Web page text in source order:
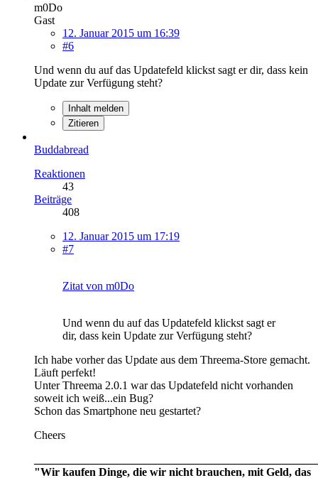
m0Do
Gast
12. Januar 2015 um 16:39
#6
Und wenn du auf das Updatefeld klickst sagt er dir, dass kein
Update zur Verfügung steht?
Inhalt melden
Zitieren
Buddabread
Reaktionen
43
Beiträge
408
12. Januar 2015 um 17:19
#7
Zitat von m0Do
Und wenn du auf das Updatefeld klickst sagt er
dir, dass kein Update zur Verfügung steht?
Ich habe vorher das Update aus dem Threema-Store gemacht.
Läuft perfekt!
Unter Threema 2.0.1 war das Updatefeld nicht vorhanden
soweit ich weiß...ein Bug?
Schon das Smartphone neu gestartet?
Cheers
"Wir kaufen Dinge, die wir nicht brauchen, mit Geld, das